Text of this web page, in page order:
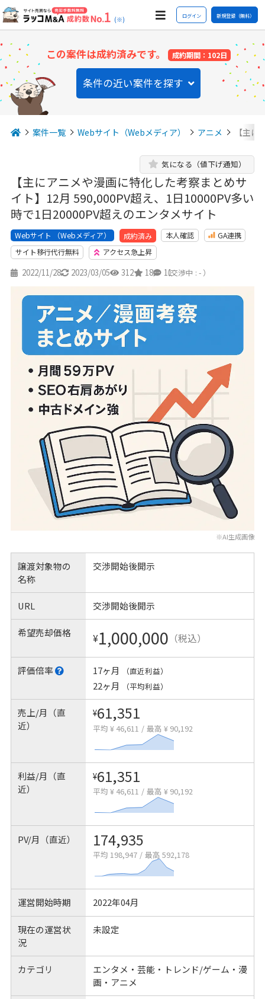
(※) ログイン 新規登録（無料）
この案件は成約済みです。 成約期間：102日
条件の近い案件を探す
案件一覧 Webサイト（Webメディア） アニメ 【主
【主にアニメや漫画に特化した考察まとめサ
イト】12月 590,000PV超え、1日10000PV多い
時で1日20000PV超えのエンタメサイト
気になる（値下げ通知）
Webサイト （Webメディア） 成約済み 本人確認
GA連携
サイト移行代行無料
アクセス急上昇
2022/11/28 2023/03/05 312 18 11
（交渉中 : - ）
※AI生成画像
譲渡対象物の
名称
交渉開始後開示
URL 交渉開始後開示
希望売却価格 ¥1,000,000 （税込）
評価倍率 17ヶ月 （直近利益）
22ヶ月 （平均利益）
売上/月（直
近）
¥61,351
平均 ¥ 46,611 / 最高 ¥ 90,192
利益/月（直
近）
¥61,351
平均 ¥ 46,611 / 最高 ¥ 90,192
PV/月（直近） 174,935
平均 198,947 / 最高 592,178
運営開始時期 2022年04月
現在の運営状
況
未設定
カテゴリ
エンタメ・芸能・トレンド/ゲーム・漫
画・アニメ